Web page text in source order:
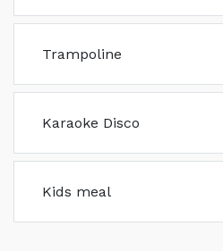
Trampoline
Karaoke Disco
Kids meal